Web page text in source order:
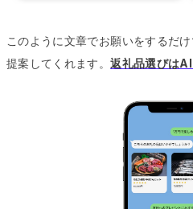
このように文章でお願いをするだ
提案してくれます。返礼品選びはAI